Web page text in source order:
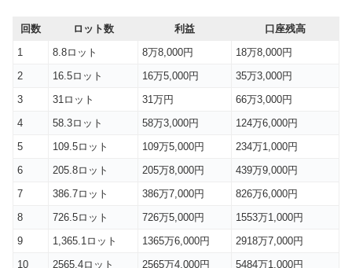
回数 ロット数 利益
口座残高
1
8.8ロット 8万8,000円
18万8,000円
2
16.5ロット 16万5,000円
35万3,000円
3
31ロット 31万円
66万3,000円
4
58.3ロット 58万3,000円
124万6,000円
5
109.5ロット 109万5,000円
234万1,000円
6
205.8ロット 205万8,000円
439万9,000円
7
386.7ロット 386万7,000円
826万6,000円
8
726.5ロット 726万5,000円
1553万1,000円
9
1,365.1ロット 1365万6,000円
2918万7,000円
10
2565.4ロット 2565万4,000円 5484万1,000円